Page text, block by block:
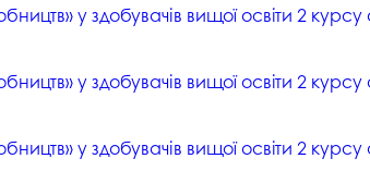
у здобувачів вищої освіти 2
у здобувачів вищої освіти 2
у здобувачів вищої освіти 2 курсу